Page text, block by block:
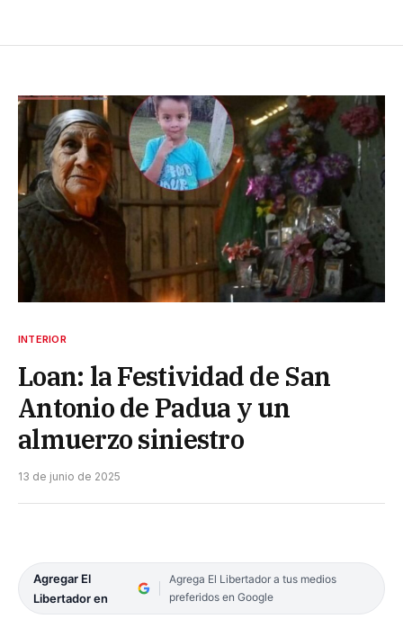
INTERIOR
Loan: la Festividad de San
Antonio de Padua y un
almuerzo siniestro
13 de junio de 2025
Agregar El
Libertador en
Agrega El Libertador a tus medios
preferidos en Google